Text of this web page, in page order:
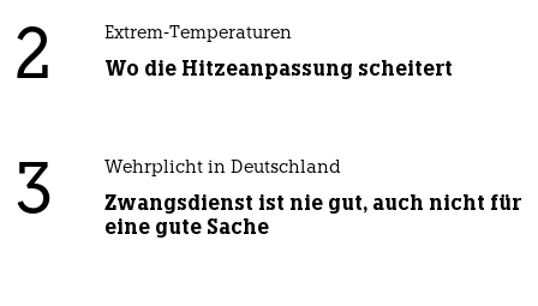
2 Extrem-Temperaturen
Wo die Hitzeanpassung scheitert
3 Wehrplicht in Deutschland
Zwangsdienst ist nie gut, auch nicht für
eine gute Sache